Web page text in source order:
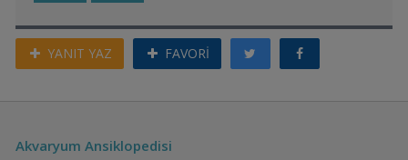
YANIT YAZ FAVORİ
Akvaryum Ansiklopedisi